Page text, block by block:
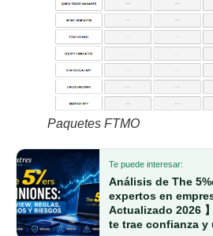
Paquetes FTMO
Te puede interesar:
Análisis de The
expertos en
Actualizado 2026
te trae confianza y